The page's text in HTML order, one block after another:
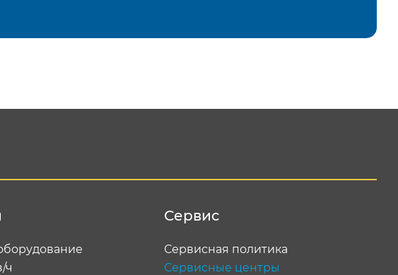
ч
Сервис
Сервисная политика
Сервисные центры